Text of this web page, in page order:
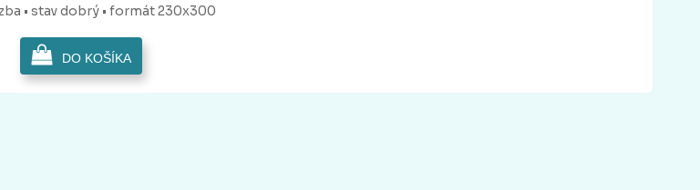
• stav dobrý • formát 230x300
DO KOŠÍKA